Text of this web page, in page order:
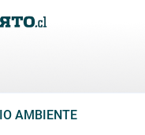
AMBIENTE